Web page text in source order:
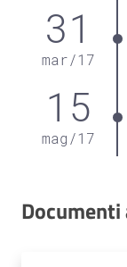
31
mar/17
15
mag /17